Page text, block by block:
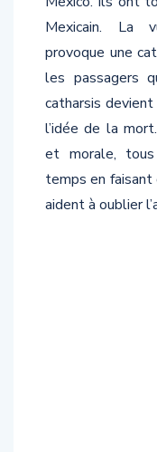
Mexicain. La
provoque une
les passagers
catharsis
l’idée de la
et morale,
temps en
aident à oublier